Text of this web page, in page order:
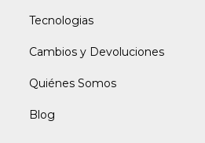
Tecnologias
Cambios y Devoluciones
Quiénes Somos
Blog